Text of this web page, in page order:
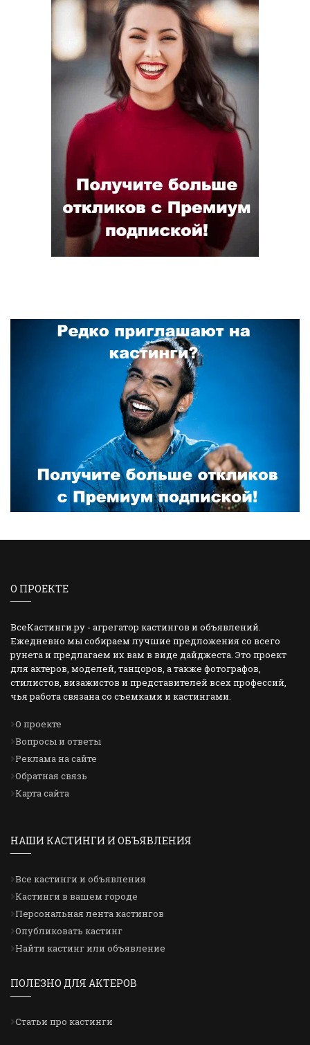
О ПРОЕКТЕ
ВсеКастинги.ру - агрегатор кастингов и объявлений.
Ежедневно мы собираем лучшие предложения со всего
рунета и предлагаем их вам в виде дайджеста. Это проект
для актеров, моделей, танцоров, а также фотографов,
стилистов, визажистов и представителей всех профессий,
чья работа связана со съемками и кастингами.
О проекте
Вопросы и ответы
Реклама на сайте
Обратная связь
Карта сайта
НАШИ КАСТИНГИ И ОБЪЯВЛЕНИЯ
Все кастинги и объявления
Кастинги в вашем городе
Персональная лента кастингов
Опубликовать кастинг
Найти кастинг или объявление
ПОЛЕЗНО ДЛЯ АКТЕРОВ
Статьи про кастинги